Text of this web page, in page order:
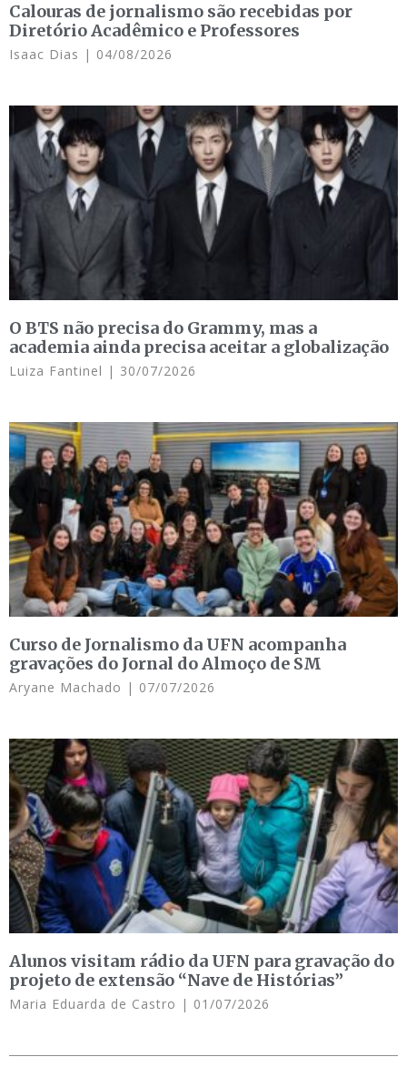
Calouras de jornalismo são recebidas por
Diretório Acadêmico e Professores
Isaac Dias 04/08/2026
O BTS não precisa do Grammy, mas a
academia ainda precisa aceitar a globalização
Luiza Fantinel 30/07/2026
Curso de Jornalismo da UFN acompanha
gravações do Jornal do Almoço de SM
Aryane Machado 07/07/2026
Alunos visitam rádio da UFN para gravação do
projeto de extensão “Nave de Histórias”
Maria Eduarda de Castro 01/07/2026